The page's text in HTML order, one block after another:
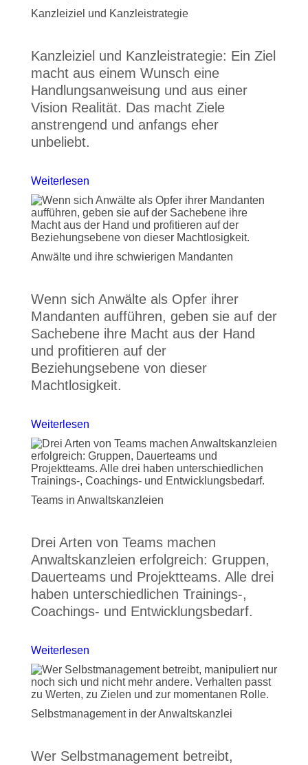
Kanzleiziel und Kanzleistrategie
Kanzleiziel und Kanzleistrategie: Ein Ziel
macht aus einem Wunsch eine
Handlungsanweisung und aus einer
Vision Realität. Das macht Ziele
anstrengend und anfangs eher
unbeliebt.
Weiterlesen
Anwälte und ihre schwierigen Mandanten
Wenn sich Anwälte als Opfer ihrer
Mandanten aufführen, geben sie auf der
Sachebene ihre Macht aus der Hand
und profitieren auf der
Beziehungsebene von dieser
Machtlosigkeit.
Weiterlesen
Teams in Anwaltskanzleien
Drei Arten von Teams machen
Anwaltskanzleien erfolgreich: Gruppen,
Dauerteams und Projektteams. Alle drei
haben unterschiedlichen Trainings-,
Coachings- und Entwicklungsbedarf.
Weiterlesen
Selbstmanagement in der Anwaltskanzlei
Wer Selbstmanagement betreibt,